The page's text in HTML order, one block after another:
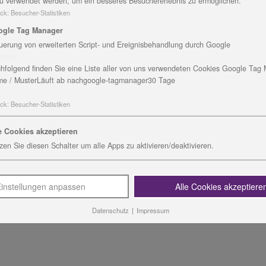
in Bad Blankenburg wurde in dieser Woche mit
Der Preis wurde vom Erfurter Verein Lernen-Verstehen-
übergeben.
der barrierefreien Sanierung eines Sanitärbereiches
Euro dotiert und wurden von der
in zwei Gruppen verwendet, die Restfinanzierung
über diesen Erfolg und hat den Preis voller
genommen.
2017, in der Mitte Roswitha Paschold, Leiterin
: Besucher-Statistiken
Tag Manager
von erweiterten Script- und Ereignisbehandlung durch Google
finden Sie eine Liste aller von uns verwendeten Cookies Google Tag
/ MusterLäuft ab nachgoogle-tagmanager30 Tage
: Besucher-Statistiken
Cookies akzeptieren
Sie diesen Schalter um alle Apps zu aktivieren/deaktivieren.
anpassen Alle Cookies
Datenschutz | Impressum